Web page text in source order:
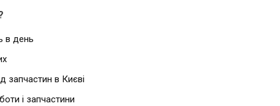
в день
запчастин в Києві
і запчастини